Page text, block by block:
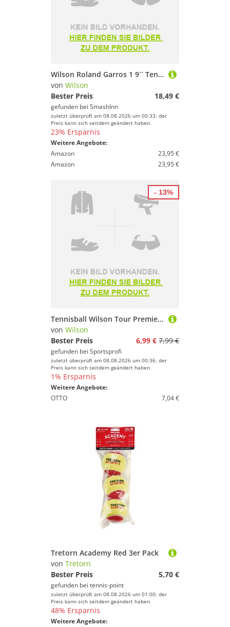
Wilson Roland Garros 1 9´´ Tennis Jumbo Ball Gelb
von Wilson
Bester Preis
18,49 €
gefunden bei SmashInn
zuletzt überprüft am 08.08.2026 um 00:33; der
Preis kann sich seitdem geändert haben.
23% Ersparnis
Weitere Angebote:
Amazon
23,95 €
Amazon
23,95 €
Tennisball Wilson Tour Premier Allcourt 3 Stück Dose
von Wilson
Bester Preis
6,99 € 7,99 €
gefunden bei Sportsprofi
zuletzt überprüft am 08.08.2026 um 00:36; der
Preis kann sich seitdem geändert haben.
1% Ersparnis
Weitere Angebote:
OTTO
7,04 €
- 13%
Tretorn Academy Red 3er Pack
von Tretorn
Bester Preis
5,70 €
gefunden bei tennis-point
zuletzt überprüft am 08.08.2026 um 01:00; der
Preis kann sich seitdem geändert haben.
48% Ersparnis
Weitere Angebote: